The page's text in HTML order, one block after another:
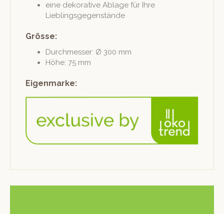
eine deko­ra­tive Ablage für Ihre
Lieblingsgegenstände
Grösse:
Durchmess­er: Ø 300 mm
Höhe: 75 mm
Eigenmarke: